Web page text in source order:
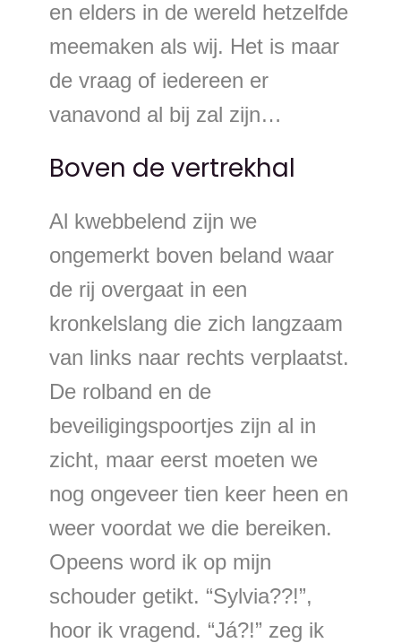
en elders in de wereld hetzelfde
meemaken als wij. Het is maar
de vraag of iedereen er
vanavond al bij zal zijn…
Boven de vertrekhal
Al kwebbelend zijn we
ongemerkt boven beland waar
de rij overgaat in een
kronkelslang die zich langzaam
van links naar rechts verplaatst.
De rolband en de
beveiligingspoortjes zijn al in
zicht, maar eerst moeten we
nog ongeveer tien keer heen en
weer voordat we die bereiken.
Opeens word ik op mijn
schouder getikt. “Sylvia??!”,
hoor ik vragend. “Já?!” zeg ik